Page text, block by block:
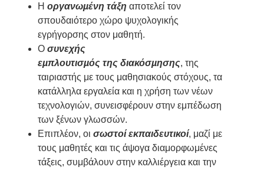
Η οργανωµένη τάξη αποτελεί τον
σπουδαιότερο χώρο ψυχολογικής
εγρήγορσης στον μαθητή.
Ο συνεχής
εµπλουτισµός της διακόσµησης, της
ταιριαστής με τους μαθησιακούς στόχους, τα
κατάλληλα εργαλεία και η χρήση των νέων
τεχνολογιών, συνεισφέρουν στην εμπέδωση
των ξένων γλωσσών.
Επιπλέον, οι σωστοί εκπαιδευτικοί, μαζί με
τους μαθητές και τις άψογα διαμορφωμένες
τάξεις, συμβάλουν στην καλλιέργεια και την